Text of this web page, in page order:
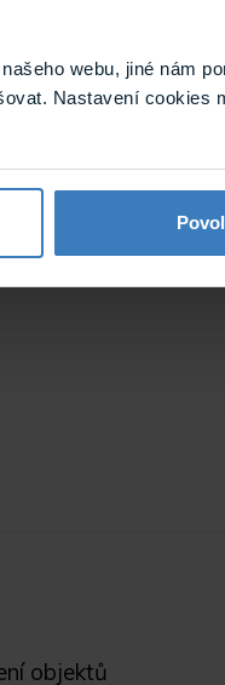
webu, jiné nám
Nastavení cookies
objektů